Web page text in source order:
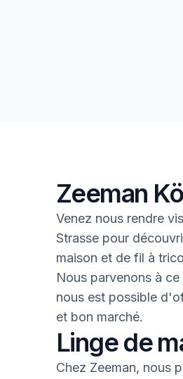
Zeeman
Venez nous rendre
Strasse pour
maison et de fil à
Nous parvenons à ce
nous est possible
et bon marché.
Linge de
Chez Zeeman, nous